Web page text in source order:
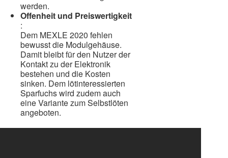
werden.
Offenheit und Preiswertigkeit
:
Dem MEXLE 2020 fehlen
bewusst die Modulgehäuse.
Damit bleibt für den Nutzer der
Kontakt zu der Elektronik
bestehen und die Kosten
sinken. Dem lötinteressierten
Sparfuchs wird zudem auch
eine Variante zum Selbstlöten
angeboten.